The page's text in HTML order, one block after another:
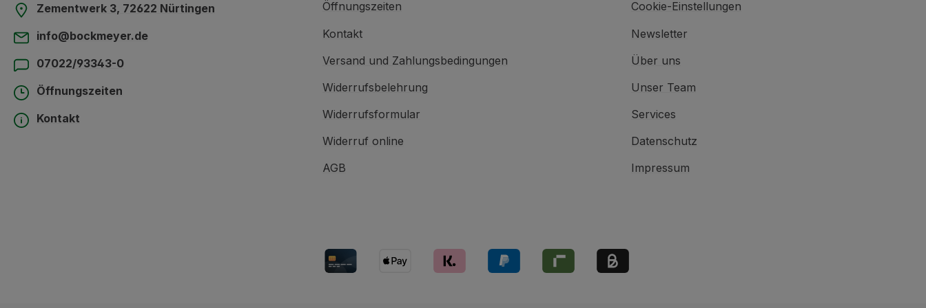
Zementwerk 3, 72622 Nürtingen
info@bockmeyer.de
07022/93343-0
Öffnungszeiten
Kontakt
Öffnungszeiten
Kontakt
Versand und Zahlungsbedingungen
Widerrufsbelehrung
Widerrufsformular
Widerruf online
AGB
Cookie-Einstellungen
Newsletter
Über uns
Unser Team
Services
Datenschutz
Impressum